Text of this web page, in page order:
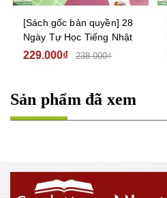
[Sách gốc bản quyền] 28
Ngày Tự Học Tiếng Nhật
229.000₫ 238.000₫
Sản phẩm đã xem